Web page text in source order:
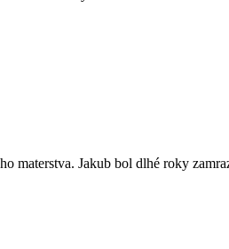
materstva. Jakub bol dlhé roky